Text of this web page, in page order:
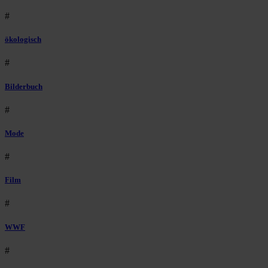
#
ökologisch
#
Bilderbuch
#
Mode
#
Film
#
WWF
#